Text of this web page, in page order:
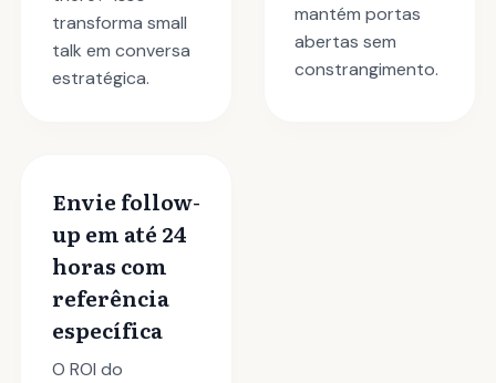
transforma small
talk em conversa
estratégica.
mantém portas
abertas sem
constrangimento.
Envie follow-
up em até 24
horas com
referência
específica
O ROI do